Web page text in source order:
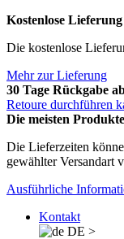
Kostenlose
Die kostenlose
Mehr zur Lieferung
30 Tage Rückgabe
Retoure durchführen
Die meisten
Die Lieferzeiten
gewählter Versandart
Ausführliche
Kontakt
DE >